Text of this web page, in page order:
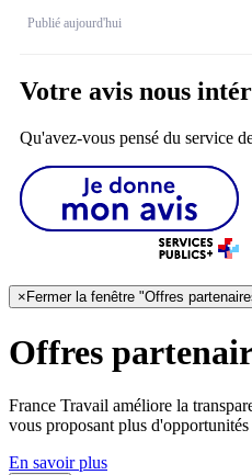
Publié aujourd'hui
Votre avis nous
Qu'avez-vous pensé du service
× Fermer la fenêtre "Offres
Offres
France Travail améliore la
vous proposant plus
En savoir plus